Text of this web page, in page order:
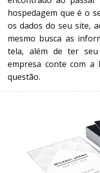
hospedagem que é o
os dados do seu site,
mesmo busca as
tela, além de ter
empresa conte com a
questão.